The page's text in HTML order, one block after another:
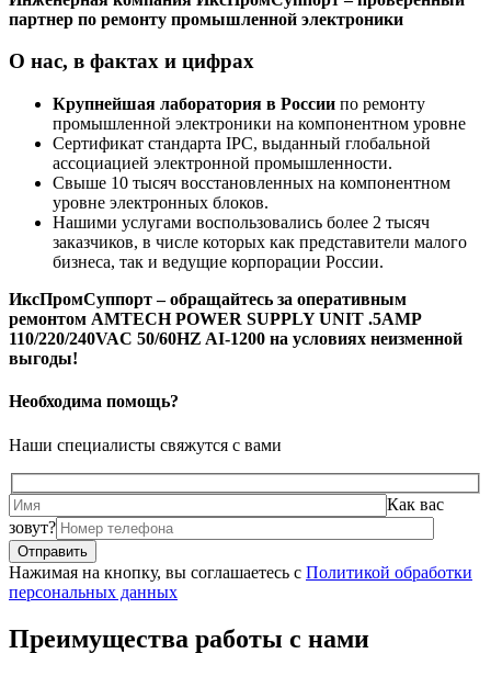
партнер по ремонту промышленной электроники
О нас, в фактах и цифрах
Крупнейшая лаборатория в России по ремонту
промышленной электроники на компонентном уровне
Сертификат стандарта IPC, выданный глобальной
ассоциацией электронной промышленности.
Свыше 10 тысяч восстановленных на компонентном
уровне электронных блоков.
Нашими услугами воспользовались более 2 тысяч
заказчиков, в числе которых как представители малого
бизнеса, так и ведущие корпорации России.
ИксПромСуппорт – обращайтесь за оперативным
ремонтом AMTECH POWER SUPPLY UNIT .5AMP
110/220/240VAC 50/60HZ AI-1200 на условиях неизменной
выгоды!
Необходима помощь?
Наши специалисты свяжутся с вами
Как вас
зовут?
Нажимая на кнопку, вы соглашаетесь с Политикой обработки
персональных данных
Преимущества работы с нами